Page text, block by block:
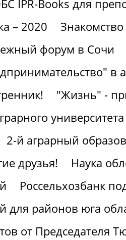
IPR-Books для
– 2020
форум в Сочи
в
"Жизнь" -
2-й аграрный
друзья!
Наука
Россельхозбанк
для районов юга
от Председателя